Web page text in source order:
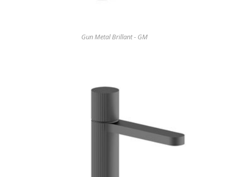
Gun Metal Brillant - GM